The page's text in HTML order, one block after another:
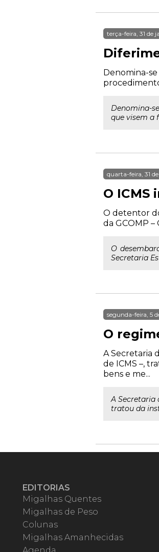
terça-feira, 31 de
Denomina-
Denomina-
que visem a
quarta-feira, 31
O
O detentor
da GCOMP
O
Secretaria
segunda-feira, 5
O
A Secretaria
de ICMS –,
bens e me...
A Secretaria
tratou da
EDITORIAS
Migalhas Quentes
Migalhas de Peso
Colunas
Migalhas Amanhecidas